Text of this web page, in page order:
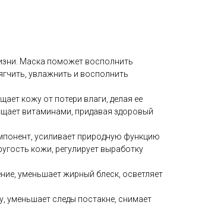
Маска поможет восполнить
увлажнить и восполнить
кожу от потери влаги, делая ее
витаминами, придавая здоровый
усиливает природную функцию
кожи, регулирует выработку
уменьшает жирный блеск, осветляет
уменьшает следы постакне, снимает